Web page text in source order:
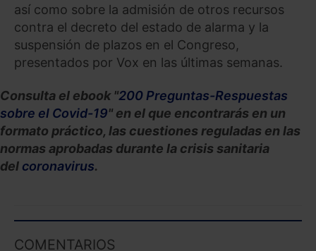
así como sobre la admisión de otros recursos
contra el decreto del estado de alarma y la
suspensión de plazos en el Congreso,
presentados por Vox en las últimas semanas.
Consulta el ebook "200 Preguntas-Respuestas
sobre el Covid-19" en el que encontrarás en un
formato práctico, las cuestiones reguladas en las
normas aprobadas durante la crisis sanitaria
del coronavirus.
COMENTARIOS